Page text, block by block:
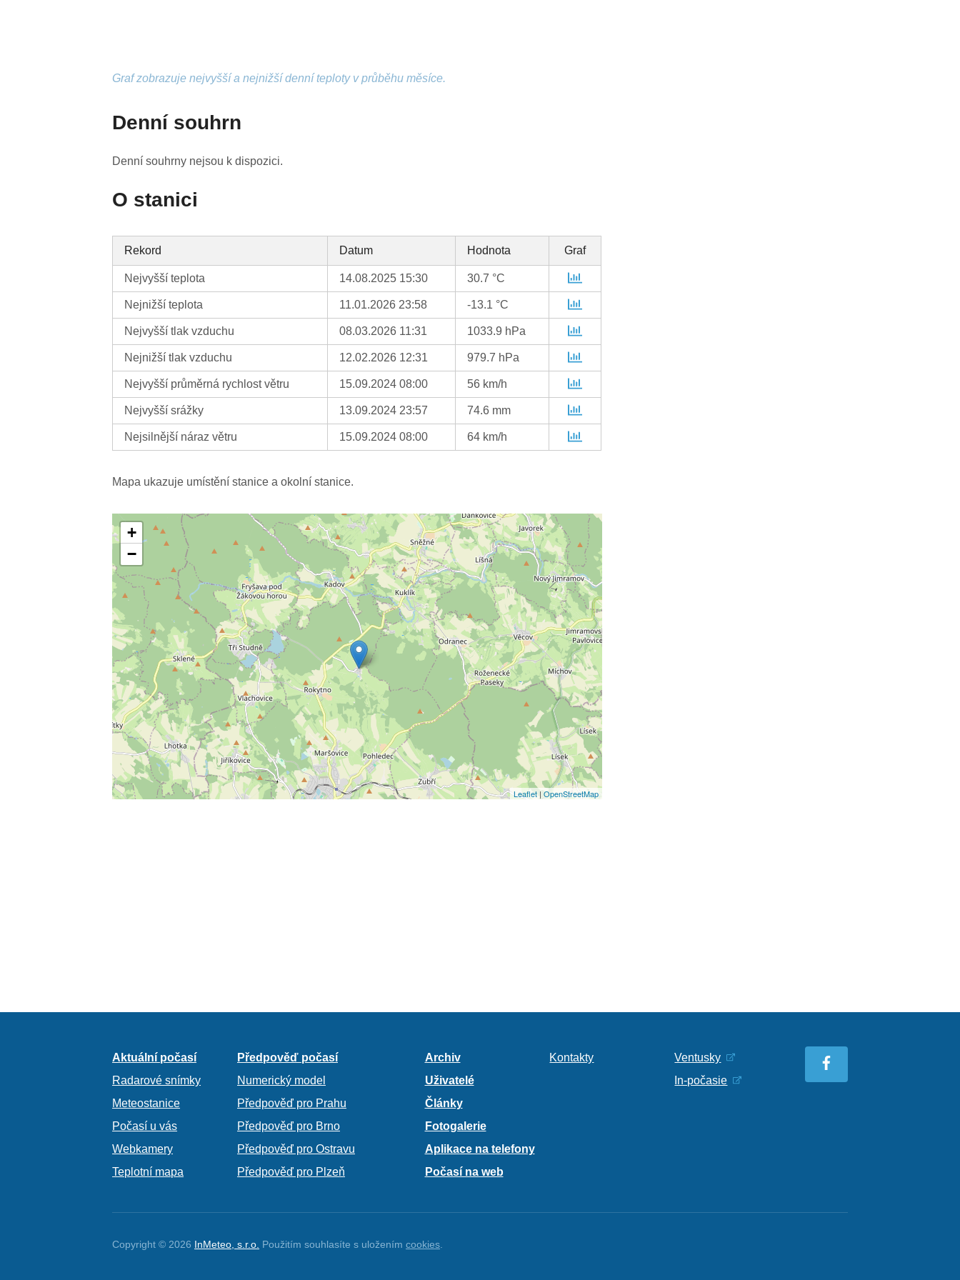
Graf zobrazuje nejvyšší a nejnižší denní teploty v průběhu měsíce.
Denní souhrn
Denní souhrny nejsou k dispozici.
O stanici
Rekord Datum Hodnota Graf
Nejvyšší teplota 14.08.2025 15:30 30.7 °C
Nejnižší teplota 11.01.2026 23:58 -13.1 °C
Nejvyšší tlak vzduchu 08.03.2026 11:31 1033.9 hPa
Nejnižší tlak vzduchu 12.02.2026 12:31 979.7 hPa
Nejvyšší průměrná rychlost větru 15.09.2024 08:00 56 km/h
Nejvyšší srážky 13.09.2024 23:57 74.6 mm
Nejsilnější náraz větru 15.09.2024 08:00 64 km/h
Mapa ukazuje umístění stanice a okolní stanice.
+
−
Leaflet| OpenStreetMap
Aktuální počasí
Radarové snímky
Meteostanice
Počasí u vás
Webkamery
Teplotní mapa
Předpověď počasí
Numerický model
Předpověď pro Prahu
Předpověď pro Brno
Předpověď pro Ostravu
Předpověď pro Plzeň
Archiv
Uživatelé
Články
Fotogalerie
Aplikace na telefony
Počasí na web
Kontakty
Ventusky
In-počasie
Copyright © 2026 InMeteo, s.r.o. Použitím souhlasíte s uloženímcookies